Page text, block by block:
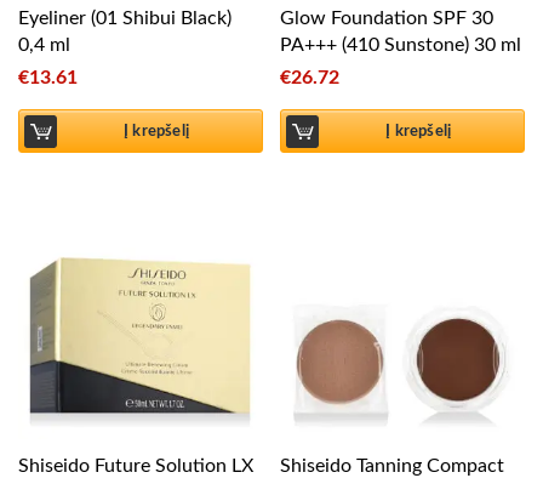
Eyeliner (01 Shibui Black)
0,4 ml
€13.61
Į krepšelį
Glow Foundation SPF 30
PA+++ (410 Sunstone) 30 ml
€26.72
Į krepšelį
Shiseido Future Solution LX
Shiseido Tanning Compact